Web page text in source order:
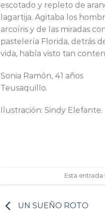
escotado y repleto de
lagartija. Agitaba los
arcoíris y de las miradas
pastelería Florida, detrás
vida, había visto tan
Sonia Ramón, 41 años
Teusaquillo.
Ilustración: Sindy Elefante.
Esta
UN SUEÑO ROTO